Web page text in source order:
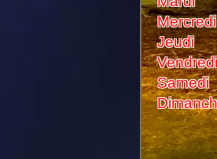
Jeudi